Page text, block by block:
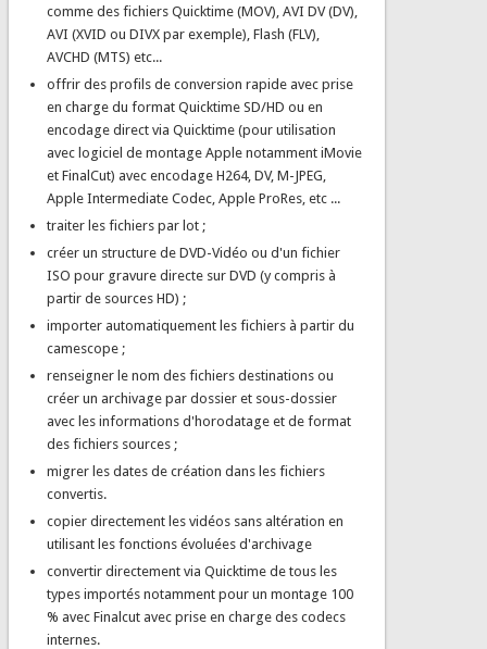
comme des fichiers Quicktime (MOV), AVI DV (DV),
AVI (XVID ou DIVX par exemple), Flash (FLV),
AVCHD (MTS) etc...
offrir des profils de conversion rapide avec prise
en charge du format Quicktime SD/HD ou en
encodage direct via Quicktime (pour utilisation
avec logiciel de montage Apple notamment iMovie
et FinalCut) avec encodage H264, DV, M-JPEG,
Apple Intermediate Codec, Apple ProRes, etc ...
traiter les fichiers par lot ;
créer un structure de DVD-Vidéo ou d'un fichier
ISO pour gravure directe sur DVD (y compris à
partir de sources HD) ;
importer automatiquement les fichiers à partir du
camescope ;
renseigner le nom des fichiers destinations ou
créer un archivage par dossier et sous-dossier
avec les informations d'horodatage et de format
des fichiers sources ;
migrer les dates de création dans les fichiers
convertis.
copier directement les vidéos sans altération en
utilisant les fonctions évoluées d'archivage
convertir directement via Quicktime de tous les
types importés notamment pour un montage 100
% avec Finalcut avec prise en charge des codecs
internes.